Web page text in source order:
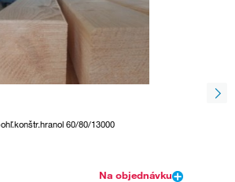
60/80/13000
Na objednávku